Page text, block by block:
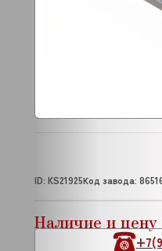
ID: KS21925Код завода:
Наличие и цену